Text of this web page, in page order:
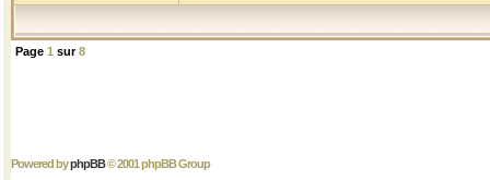
Page 1 sur8
Powered byphpBB© 2001 phpBB Group